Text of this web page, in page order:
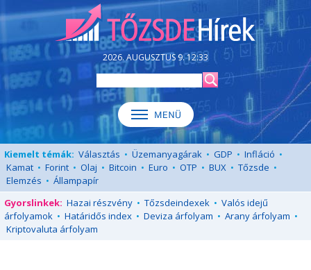
2026. AUGUSZTUS 9. 12:33
Kiemelt témák: Választás • Üzemanyagárak • GDP • Infláció •
Kamat • Forint • Olaj • Bitcoin • Euro • OTP • BUX • Tőzsde •
Elemzés • Állampapír
Gyorslinkek: Hazai részvény • Tőzsdeindexek • Valós idejű
árfolyamok • Határidős index • Deviza árfolyam • Arany árfolyam •
Kriptovaluta árfolyam